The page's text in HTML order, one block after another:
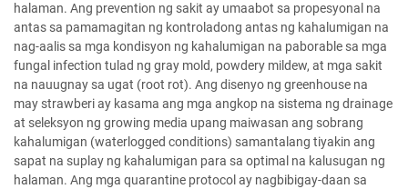
halaman. Ang prevention ng sakit ay umaabot sa propesyonal na
antas sa pamamagitan ng kontroladong antas ng kahalumigan na
nag-aalis sa mga kondisyon ng kahalumigan na paborable sa mga
fungal infection tulad ng gray mold, powdery mildew, at mga sakit
na nauugnay sa ugat (root rot). Ang disenyo ng greenhouse na
may strawberi ay kasama ang mga angkop na sistema ng drainage
at seleksyon ng growing media upang maiwasan ang sobrang
kahalumigan (waterlogged conditions) samantalang tiyakin ang
sapat na suplay ng kahalumigan para sa optimal na kalusugan ng
halaman. Ang mga quarantine protocol ay nagbibigay-daan sa